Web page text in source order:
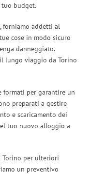
tuo budget.
forniamo addetti al
cose in modo sicuro
danneggiato.
lungo viaggio da Torino
per garantire un
preparati a gestire
e scaricamento dei
tuo nuovo alloggio a
Torino per ulteriori
un preventivo